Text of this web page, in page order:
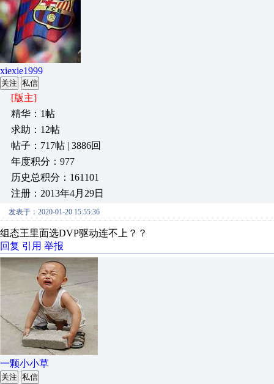
xiexie1999
关注 私信
[版主]
精华：1帖
求助：12帖
帖子：717帖 | 3886回
年度积分：977
历史总积分：161101
注册：2013年4月29日
发表于：2020-01-20 15:55:36
组态王里面选DVP驱动连不上？？
回复 引用 举报
一颗小小草
关注 私信